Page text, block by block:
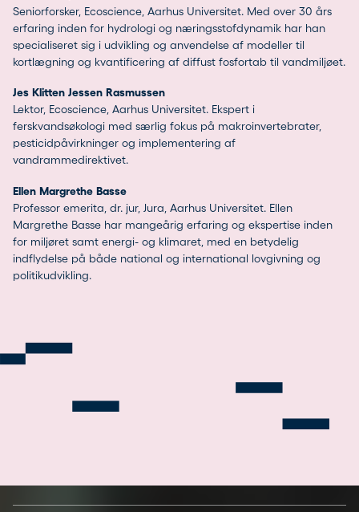
Seniorforsker, Ecoscience, Aarhus Universitet. Med over 30 års
erfaring inden for hydrologi og næringsstofdynamik har han
specialiseret sig i udvikling og anvendelse af modeller til
kortlægning og kvantificering af diffust fosfortab til vandmiljøet.
Jes Klitten Jessen Rasmussen
Lektor, Ecoscience, Aarhus Universitet. Ekspert i
ferskvandsøkologi med særlig fokus på makroinvertebrater,
pesticidpåvirkninger og implementering af
vandrammedirektivet.
Ellen Margrethe Basse
Professor emerita, dr. jur, Jura, Aarhus Universitet. Ellen
Margrethe Basse har mangeårig erfaring og ekspertise inden
for miljøret samt energi- og klimaret, med en betydelig
indflydelse på både national og international lovgivning og
politikudvikling.